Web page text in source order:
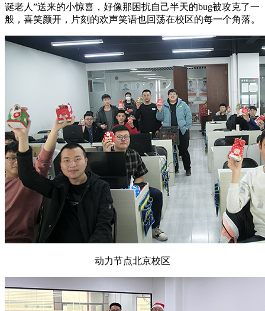
诞老人”送来的小惊喜，好像那困扰自己半天的bug被攻克了一
般，喜笑颜开，片刻的欢声笑语也回荡在校区的每一个角落。
动力节点北京校区